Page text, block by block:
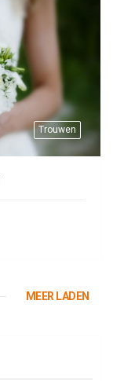
Trouwen
MEER LADEN